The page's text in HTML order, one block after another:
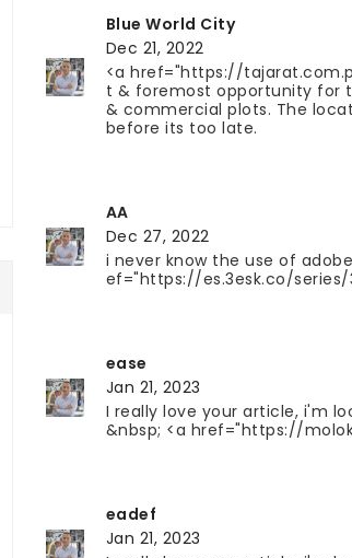
Blue World City
Dec 21, 2022
<a href="https://
t & foremost opportunity for
& commercial plots. The
before its too late.
AA
Dec 27, 2022
i never know the use of
ease
Jan 21, 2023
I really love your article, i'm
&nbsp; <a href="https://
eadef
Jan 21, 2023